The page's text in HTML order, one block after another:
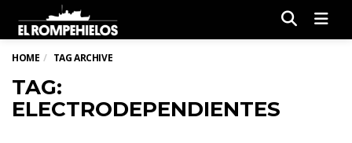
HOME TAG ARCHIVE
TAG:
ELECTRODEPENDIENTES